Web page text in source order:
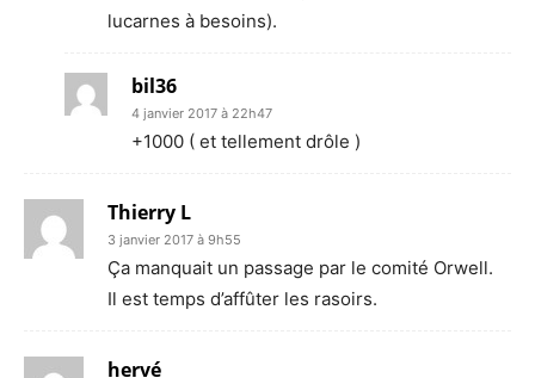
lucarnes à besoins).
bil36
4 janvier 2017 à 22h47
+1000 ( et tellement drôle )
Thierry L
3 janvier 2017 à 9h55
Ça manquait un passage par le comité Orwell.
Il est temps d’affûter les rasoirs.
hervé